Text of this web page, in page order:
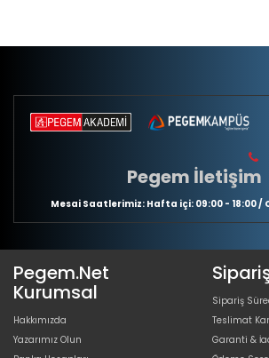
Pegem İletişim
Mesai Saatlerimiz: Hafta içi: 09:00 - 18:00 /
Pegem.Net
Kurumsal
Hakkımızda
Yazarımız Olun
Sipariş
Teslimat
Garanti &